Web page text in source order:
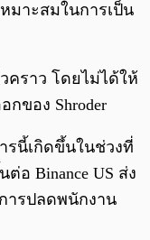
มาะสมในการเป็น
คราว โดยไม่ได้ให้
กของ Shroder
รนี้เกิดขึ้นในช่วงที่
อ Binance US ส่ง
ารปลดพนักงาน